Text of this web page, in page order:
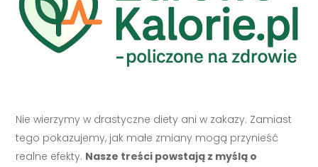
Nie wierzymy w drastyczne diety ani w zakazy. Zamiast
tego pokazujemy, jak małe zmiany mogą przynieść
realne efekty. Nasze treści powstają z myślą o